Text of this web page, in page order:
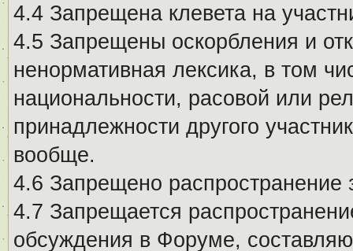
4.4 Запрещена клевета на
4.5 Запрещены оскорбления и
ненормативная лексика, в том
национальности, расовой или
принадлежности другого
вообще.
4.6 Запрещено
4.7 Запрещается
обсуждения в Форуме,